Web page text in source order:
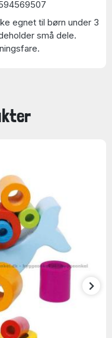
egnet til børn under 3
små dele.